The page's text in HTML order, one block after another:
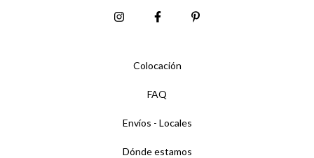
Colocación
FAQ
Envíos - Locales
Dónde estamos